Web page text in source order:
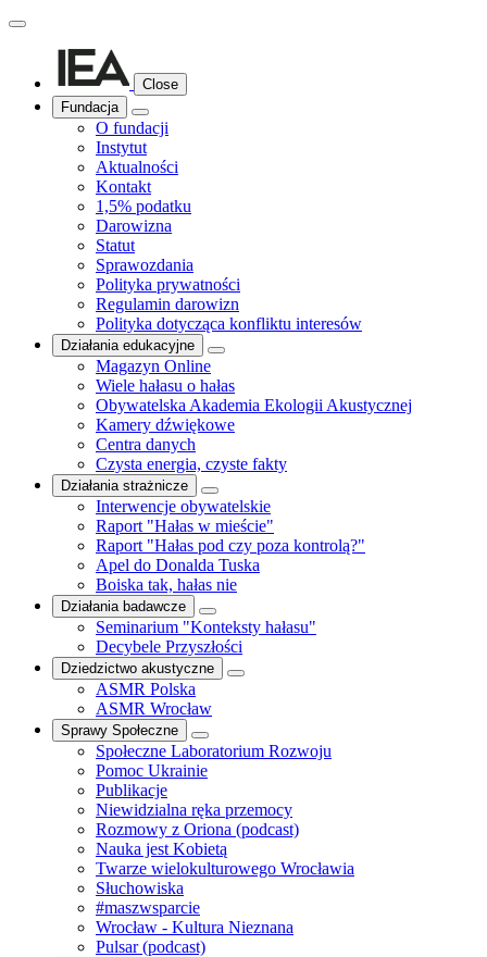
Close
Fundacja
O fundacji
Instytut
Aktualności
Kontakt
1,5% podatku
Darowizna
Statut
Sprawozdania
Polityka prywatności
Regulamin darowizn
Polityka dotycząca konfliktu interesów
Działania edukacyjne
Magazyn Online
Wiele hałasu o hałas
Obywatelska Akademia Ekologii Akustycznej
Kamery dźwiękowe
Centra danych
Czysta energia, czyste fakty
Działania strażnicze
Interwencje obywatelskie
Raport "Hałas w mieście"
Raport "Hałas pod czy poza kontrolą?"
Apel do Donalda Tuska
Boiska tak, hałas nie
Działania badawcze
Seminarium "Konteksty hałasu"
Decybele Przyszłości
Dziedzictwo akustyczne
ASMR Polska
ASMR Wrocław
Sprawy Społeczne
Społeczne Laboratorium Rozwoju
Pomoc Ukrainie
Publikacje
Niewidzialna ręka przemocy
Rozmowy z Oriona (podcast)
Nauka jest Kobietą
Twarze wielokulturowego Wrocławia
Słuchowiska
#maszwsparcie
Wrocław - Kultura Nieznana
Pulsar (podcast)